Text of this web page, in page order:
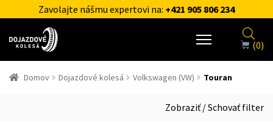
Zavolajte nášmu expertovi na: +421 905 806 234
(0)
Domov Dojazdové kolesá Volkswagen (VW) Touran
Zobraziť / Schovať filter